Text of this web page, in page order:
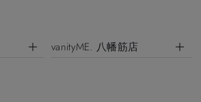
vanityME. 八幡筋店